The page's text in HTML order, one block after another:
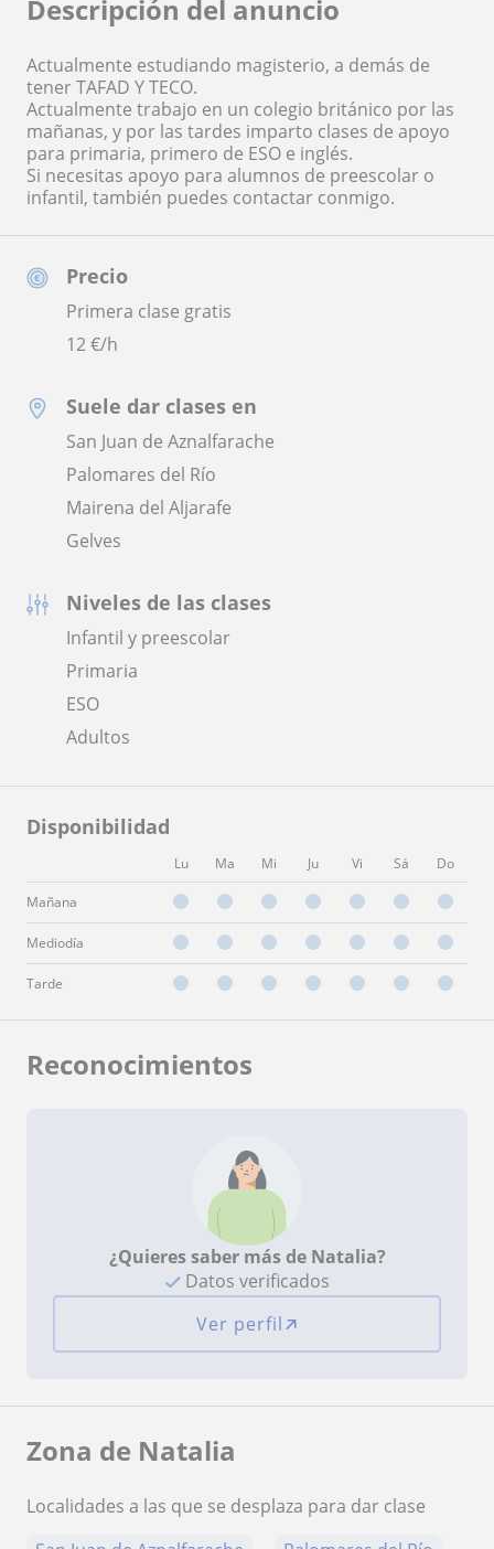
Precio
Primera clase gratis
12€/h
Suele dar clases en
San Juan de Aznalfarache
Palomares del Río
Mairena del Aljarafe
Gelves
Niveles de las clases
Infantil y preescolar
Primaria
ESO
Adultos
Disponibilidad
Lu Ma Mi Ju Vi Sá Do
Mañana
Mediodía
Tarde
Descripción del anuncio
Actualmente estudiando magisterio, a demás de
tener TAFAD Y TECO.
Actualmente trabajo en un colegio británico por las
mañanas, y por las tardes imparto clases de apoyo
para primaria, primero de ESO e inglés.
Si necesitas apoyo para alumnos de preescolar o
infantil, también puedes contactar conmigo.
Reconocimientos
¿Quieres saber más de Natalia?
Datos verificados
Ver perfil
Zona de Natalia
Localidades a las que se desplaza para dar clase